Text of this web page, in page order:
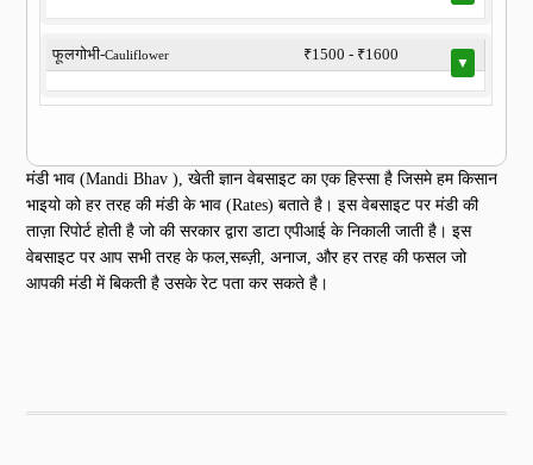
फूलगोभी-Cauliflower ₹1500 - ₹1600 ▼
मंडी भाव (Mandi Bhav ), खेती ज्ञान वेबसाइट का एक हिस्सा है जिसमे हम किसान
भाइयो को हर तरह की मंडी के भाव (Rates) बताते है। इस वेबसाइट पर मंडी की
ताज़ा रिपोर्ट होती है जो की सरकार द्वारा डाटा एपीआई के निकाली जाती है। इस
वेबसाइट पर आप सभी तरह के फल,सब्ज़ी, अनाज, और हर तरह की फसल जो
आपकी मंडी में बिकती है उसके रेट पता कर सकते है।